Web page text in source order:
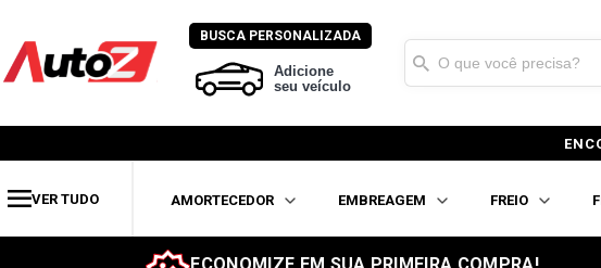
BUSCA PERSONALIZADA
Adicione
seu veículo
VER TUDO AMORTECEDOR EMBREAGEM FREIO